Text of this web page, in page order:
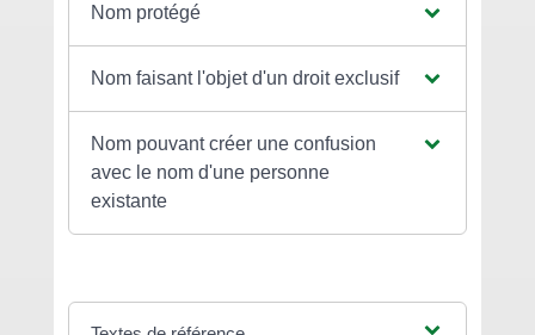
Nom protégé
Nom faisant l'objet d'un droit exclusif
Nom pouvant créer une confusion
avec le nom d'une personne
existante